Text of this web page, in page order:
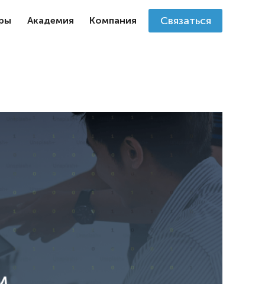
Академия Компания Связаться